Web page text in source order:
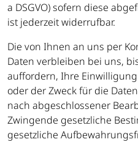
a DSGVO) sofern diese
ist jederzeit widerrufbar.
Die von Ihnen an uns per
Daten verbleiben bei uns,
auffordern, Ihre
oder der Zweck für die
nach abgeschlossener
Zwingende gesetzliche
gesetzliche